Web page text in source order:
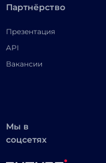
Партнёрство
Презентация
API
Вакансии
Мы в
соцсетях